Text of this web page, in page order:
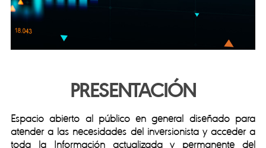
PRESENTACIÓN
Espacio abierto al público en general diseñado para
atender a las necesidades del inversionista y acceder a
toda la Información actualizada y permanente del